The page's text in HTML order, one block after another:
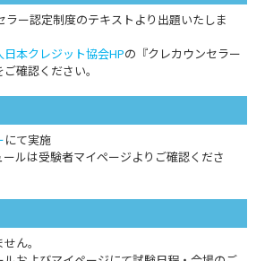
ラー認定制度のテキストより出題いたしま
日本クレジット協会HPの『クレカウンセラー
確認ください。
にて実施
ルは受験者マイページよりご確認くださ
ん。